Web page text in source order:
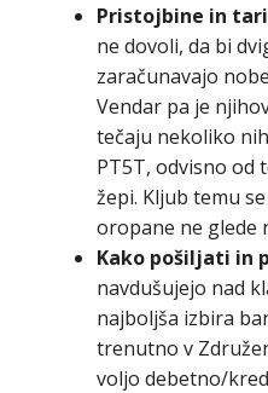
Pristojbine in
ne dovoli, da bi
zaračunavajo
Vendar pa je
tečaju nekoliko
PT5T, odvisno od
žepi. Kljub temu
oropane ne glede
Kako pošiljati in
navdušujejo nad
najboljša izbira
trenutno v
voljo debetno/